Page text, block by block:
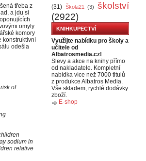
třeba z
a jdu si
omyly
komory
konstruktivní
odešla
of
sodium in
relative
(31) Škola21 (3)
školství
(2922)
KNIHKUPECTVÍ
Využijte nabídku pro školy a
učitele od
Albatrosmedia.cz!
Slevy a akce na knihy přímo
od nakladatele. Kompletní
nabídka více než 7000 titulů
z produkce Albatros Media.
Vše skladem, rychlé dodávky
zboží.
E-shop